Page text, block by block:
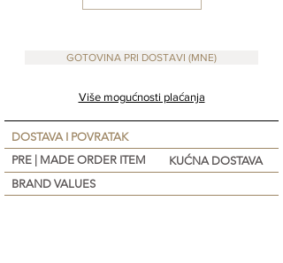
GOTOVINA PRI DOSTAVI (MNE)
Više mogućnosti plaćanja
DOSTAVA I POVRATAK
PRE | MADE ORDER ITEM
KUĆNA DOSTAVA
BRAND VALUES